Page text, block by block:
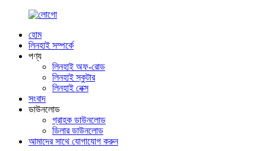
হোম
লিনহাই সম্পর্কে
পণ্য
লিনহাই অফ-রোড
লিনহাই স্কুটার
লিনহাই নেক্স
সংবাদ
ডাউনলোড
গ্রাহক ডাউনলোড
ডিলার ডাউনলোড
আমাদের সাথে যোগাযোগ করুন